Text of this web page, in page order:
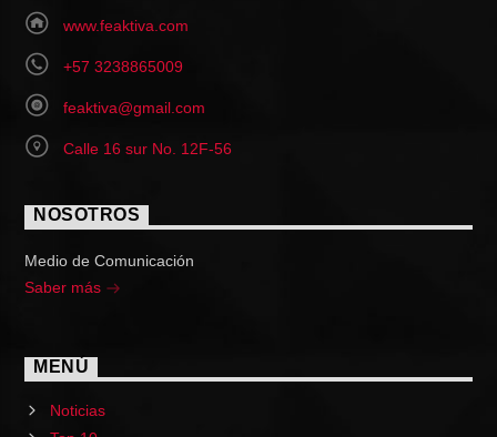
www.feaktiva.com
+57 3238865009
feaktiva@gmail.com
Calle 16 sur No. 12F-56
NOSOTROS
Medio de Comunicación
Saber más
MENÚ
Noticias